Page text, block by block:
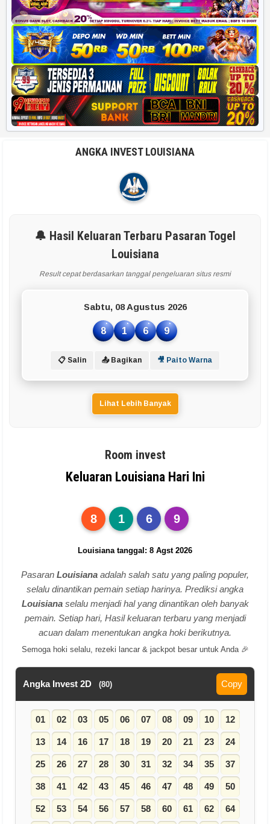
ANGKA INVEST LOUISIANA
🔔 Hasil Keluaran Terbaru Pasaran Togel
Louisiana
Result cepat berdasarkan tanggal pengeluaran situs resmi
Sabtu, 08 Agustus 2026
8 1 6 9
📋 Salin 📤 Bagikan 🎥 Paito Warna
Lihat Lebih Banyak
Room invest
Keluaran Louisiana Hari Ini
8 1 6 9
Louisiana tanggal: 8 Agst 2026
Pasaran Louisiana adalah salah satu yang paling populer,
selalu dinantikan pemain setiap harinya. Prediksi angka
Louisianaselalu menjadi hal yang dinantikan oleh banyak
pemain. Setiap hari, Hasil keluaran terbaru yang menjadi
acuan dalam menentukan angka hoki berikutnya.
Semoga hoki selalu, rezeki lancar & jackpot besar untuk Anda 🎉
Angka Invest 2D (80) Copy
01 02 03 05 06 07 08 09 10 12
13 14 16 17 18 19 20 21 23 24
25 26 27 28 30 31 32 34 35 37
38 41 42 43 45 46 47 48 49 50
52 53 54 56 57 58 60 61 62 64